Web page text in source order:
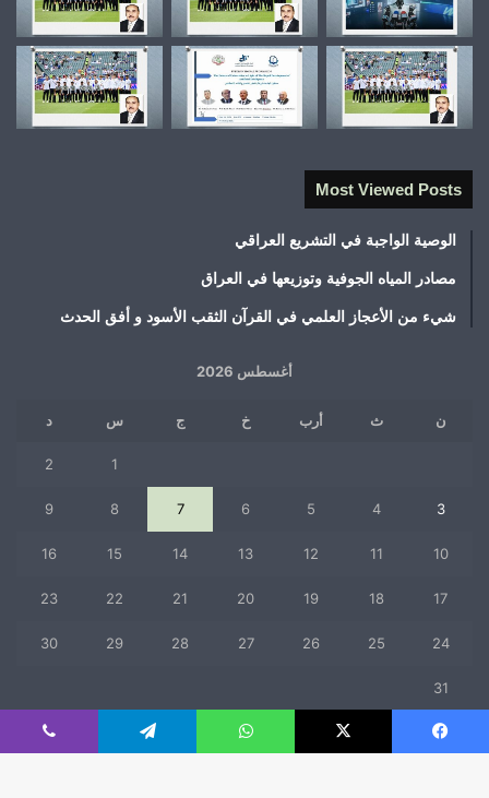
Most Viewed Posts
الوصية الواجبة في التشريع العراقي
مصادر المياه الجوفية وتوزيعها في العراق
شيء من الأعجاز العلمي في القرآن الثقب الأسود و أفق الحدث
أغسطس 2026
ن ث أرب خ ج س د
1
2
3
4
5
6
7
8
9
10
11
12
13
14
15
16
17
18
19
20
21
22
23
24
25
26
27
28
29
30
31
« يوليو
فيسبوك ‫X واتساب تيلقرام ڤايبر